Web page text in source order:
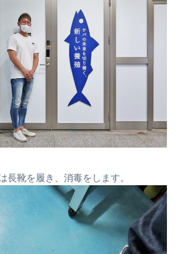
長靴を履き、消毒をします。